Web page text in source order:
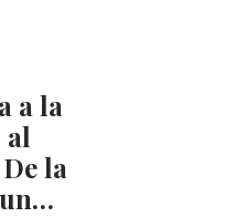
a la
al
la